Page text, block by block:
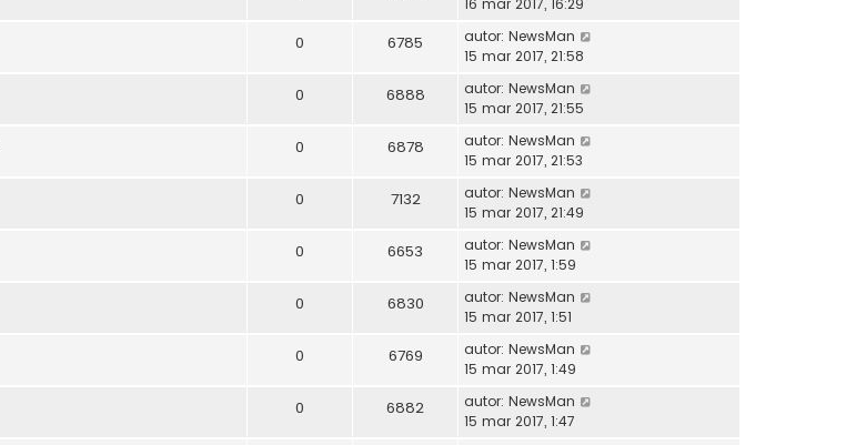
16 mar 2017, 16:29
0 6785 autor: NewsMan
15 mar 2017, 21:58
0 6888 autor: NewsMan
15 mar 2017, 21:55
0 6878 autor: NewsMan
15 mar 2017, 21:53
0 7132 autor: NewsMan
15 mar 2017, 21:49
0 6653 autor: NewsMan
15 mar 2017, 1:59
0 6830 autor: NewsMan
15 mar 2017, 1:51
0 6769 autor: NewsMan
15 mar 2017, 1:49
0 6882 autor: NewsMan
15 mar 2017, 1:47